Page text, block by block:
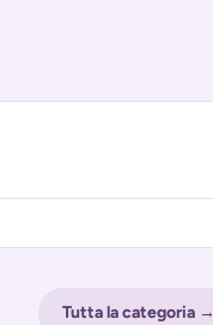
Tutta la categoria →